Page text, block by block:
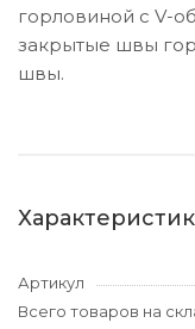
горловиной с V-
закрытые швы
швы.
Артикул
Всего товаров на